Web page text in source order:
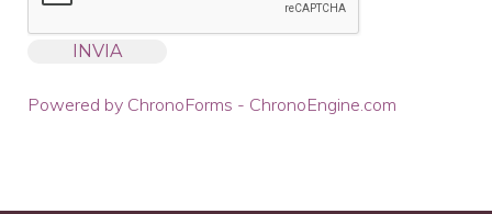
Powered by ChronoForms - ChronoEngine.com